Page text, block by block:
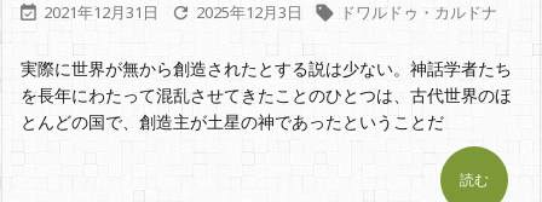
 2021年12月31日  2025年12月3日  ドワルドゥ・カルドナ
実際に世界が無から創造されたとする説は少ない。神話学者たち
を長年にわたって混乱させてきたことのひとつは、古代世界のほ
とんどの国で、創造主が土星の神であったということだ
読む